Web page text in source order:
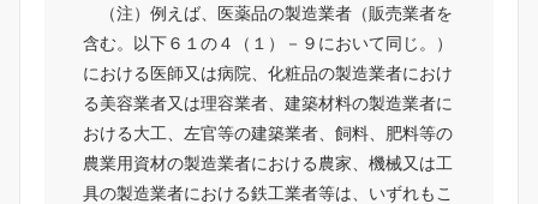
（注）例えば、医薬品の製造業者（販売業者を
含む。以下６１の４（１）－９において同じ。）
における医師又は病院、化粧品の製造業者におけ
る美容業者又は理容業者、建築材料の製造業者に
おける大工、左官等の建築業者、飼料、肥料等の
農業用資材の製造業者における農家、機械又は工
具の製造業者における鉄工業者等は、いずれもこ